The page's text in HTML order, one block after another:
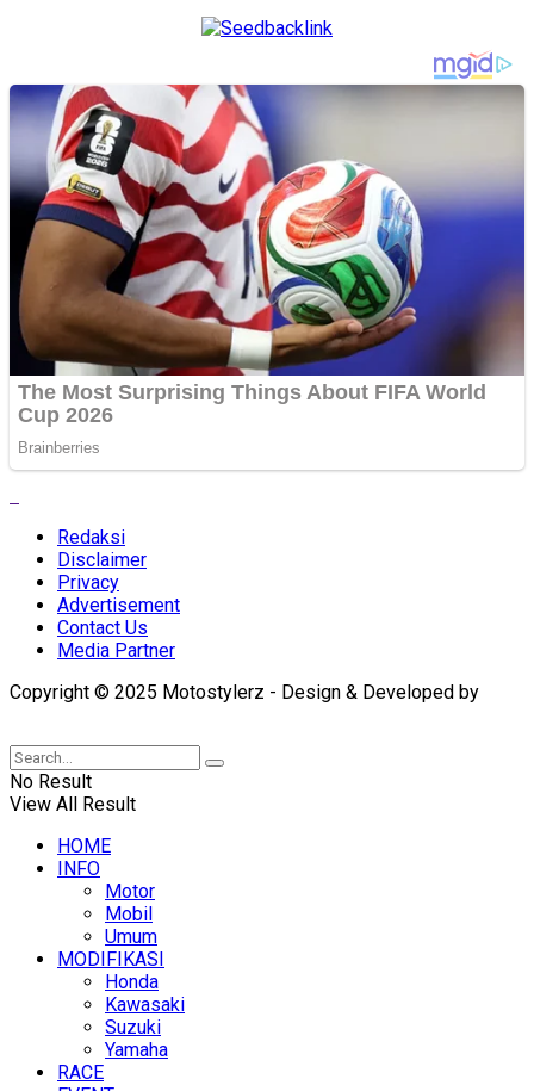
Redaksi
Disclaimer
Privacy
Advertisement
Contact Us
Media Partner
Copyright © 2025 Motostylerz - Design & Developed by
No Result
View All Result
HOME
INFO
Motor
Mobil
Umum
MODIFIKASI
Honda
Kawasaki
Suzuki
Yamaha
RACE